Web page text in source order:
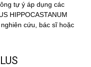
tự ý áp dụng các
HIPPOCASTANUM
cứu, bác sĩ hoặc